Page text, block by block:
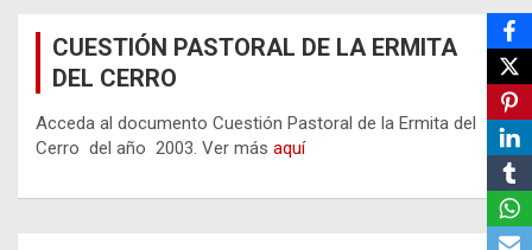
CUESTIÓN PASTORAL DE LA ERMITA
DEL CERRO
Acceda al documento Cuestión Pastoral de la Ermita del
Cerro del año 2003. Ver más aquí